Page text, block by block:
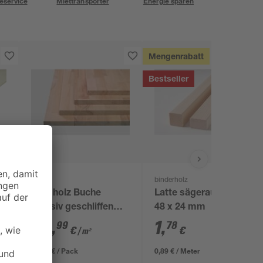
Leimholz Buche
massiv geschliffen
2500 x 300 x 18 mm
,99 €/ m²
32,99 € / Pack
Mengenrabatt
Bestseller
binderholz
Latte sägerau 2000 x
48 x 24 mm
1,78 €
0,89 € / Meter